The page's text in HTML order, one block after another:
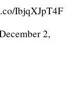
IbjqXJpT4F
2,